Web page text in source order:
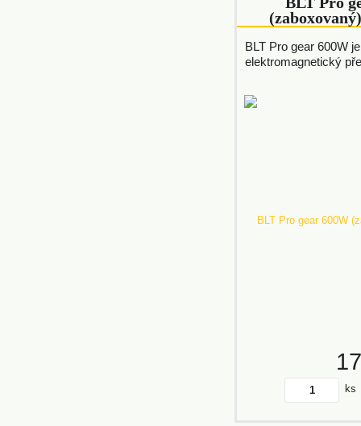
BLT Pro gear 600W
elektromagnetický
ks